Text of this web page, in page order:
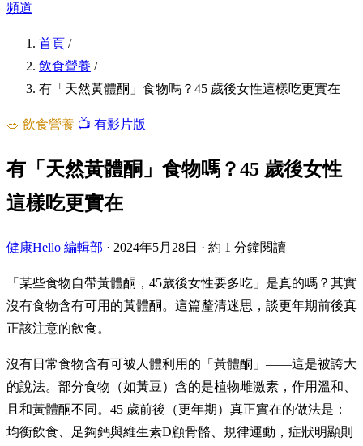
頻道
首頁 /
飲食營養 /
有「天然黃體酮」食物嗎？45 歲後女性這樣吃更實在
🥗 飲食營養 📺 有影片版
有「天然黃體酮」食物嗎？45 歲後女性
這樣吃更實在
健康Hello 編輯部 · 2024年5月28日 · 約 1 分鐘閱讀
「某些食物自帶黃體酮，45歲後女性要多吃」是真的嗎？其實
沒有食物含有可用的黃體酮。這篇釐清迷思，談更年期前後真
正該注意的飲食。
沒有日常食物含有可被人體利用的「黃體酮」——這是被誇大
的說法。部分食物（如黃豆）含的是植物雌激素，作用溫和、
且和黃體酮不同。45 歲前後（更年期）真正實在的做法是：
均衡飲食、足夠鈣與維生素D顧骨骼、規律運動，症狀明顯則